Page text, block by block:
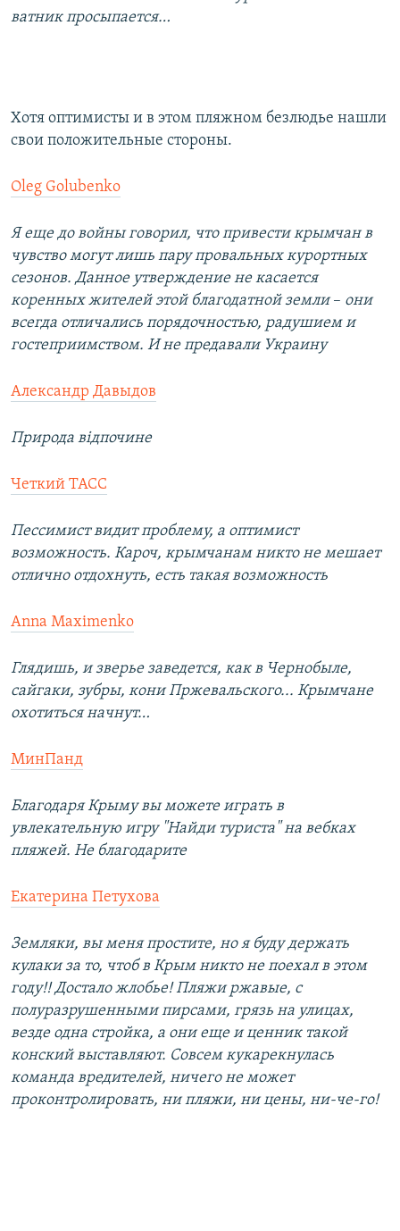
ватник просыпается…
Хотя оптимисты и в этом пляжном безлюдье нашли
свои положительные стороны.
Oleg Golubenko
Я еще до войны говорил, что привести крымчан в
чувство могут лишь пару провальных курортных
сезонов. Данное утверждение не касается
коренных жителей этой благодатной земли–​ они
всегда отличались порядочностью, радушием и
гостеприимством. И не предавали Украину
Александр Давыдов
Природа відпочине
Четкий ТАСС
Пессимист видит проблему, а оптимист
возможность. Кароч, крымчанам никто не мешает
отлично отдохнуть, есть такая возможность
Anna Maximenko
Глядишь, и зверье заведется, как в Чернобыле,
сайгаки, зубры, кони Пржевальского... Крымчане
охотиться начнут…
МинПанд
Благодаря Крыму вы можете играть в
увлекательную игру "Найди туриста" на вебках
пляжей. Не благодарите
Екатерина Петухова
Земляки, вы меня простите, но я буду держать
кулаки за то, чтоб в Крым никто не поехал в этом
году!! Достало жлобье! Пляжи ржавые, с
полуразрушенными пирсами, грязь на улицах,
везде одна стройка, а они еще и ценник такой
конский выставляют. Совсем кукарекнулась
команда вредителей, ничего не может
проконтролировать, ни пляжи, ни цены, ни-че-го!